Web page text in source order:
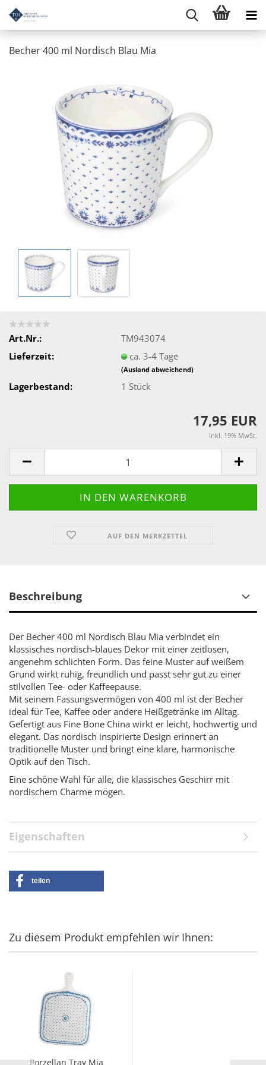
Becher 400 ml Nordisch Blau Mia
Art.Nr.:
TM943074
Lieferzeit:
ca. 3-4 Tage
(Ausland abweichend)
Lagerbestand: 1 Stück
17,95 EUR
inkl. 19% MwSt.
AUF DEN MERKZETTEL
Beschreibung
Der Becher 400 ml Nordisch Blau Mia verbindet ein
klassisches nordisch-blaues Dekor mit einer zeitlosen,
angenehm schlichten Form. Das feine Muster auf weißem
Grund wirkt ruhig, freundlich und passt sehr gut zu einer
stilvollen Tee- oder Kaffeepause.
Mit seinem Fassungsvermögen von 400 ml ist der Becher
ideal für Tee, Kaffee oder andere Heißgetränke im Alltag.
Gefertigt aus Fine Bone China wirkt er leicht, hochwertig und
elegant. Das nordisch inspirierte Design erinnert an
traditionelle Muster und bringt eine klare, harmonische
Optik auf den Tisch.
Eine schöne Wahl für alle, die klassisches Geschirr mit
nordischem Charme mögen.
Eigenschaften
teilen
Zu diesem Produkt empfehlen wir Ihnen:
Porzellan Tray Mia